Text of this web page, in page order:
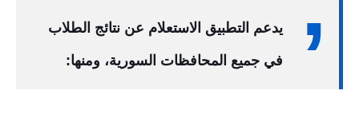
يدعم التطبيق الاستعلام عن نتائج الطلاب
في جميع المحافظات السورية، ومنها: